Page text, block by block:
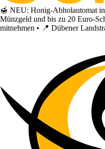
🍯 NEU: Honig-Abholautomat
Münzgeld und bis zu 20 Euro-
mitnehmen • 📍 Dübener